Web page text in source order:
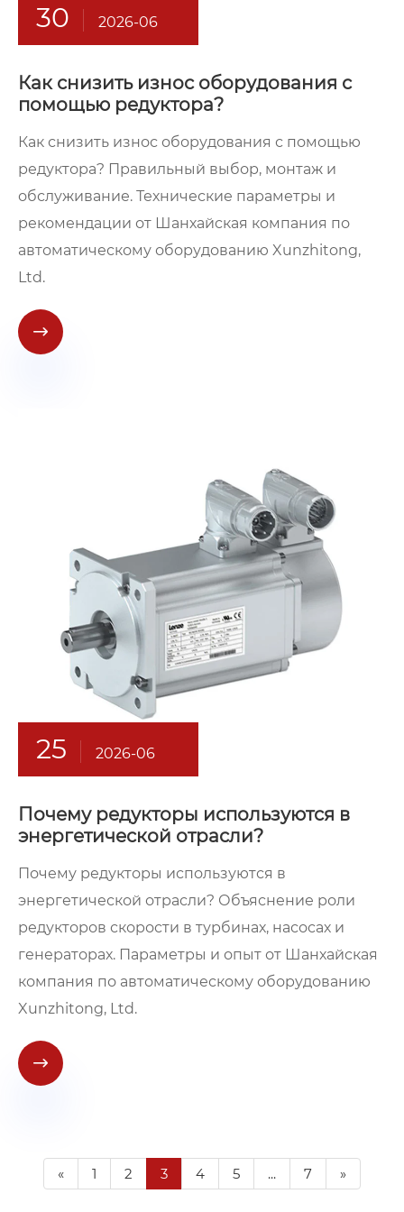
30 2026-06
Как снизить износ оборудования с
помощью редуктора?
Как снизить износ оборудования с помощью
редуктора? Правильный выбор, монтаж и
обслуживание. Технические параметры и
рекомендации от Шанхайская компания по
автоматическому оборудованию Xunzhitong,
Ltd.

25 2026-06
Почему редукторы используются в
энергетической отрасли?
Почему редукторы используются в
энергетической отрасли? Объяснение роли
редукторов скорости в турбинах, насосах и
генераторах. Параметры и опыт от Шанхайская
компания по автоматическому оборудованию
Xunzhitong, Ltd.

« 1 2 3 4 5 ... 7 »